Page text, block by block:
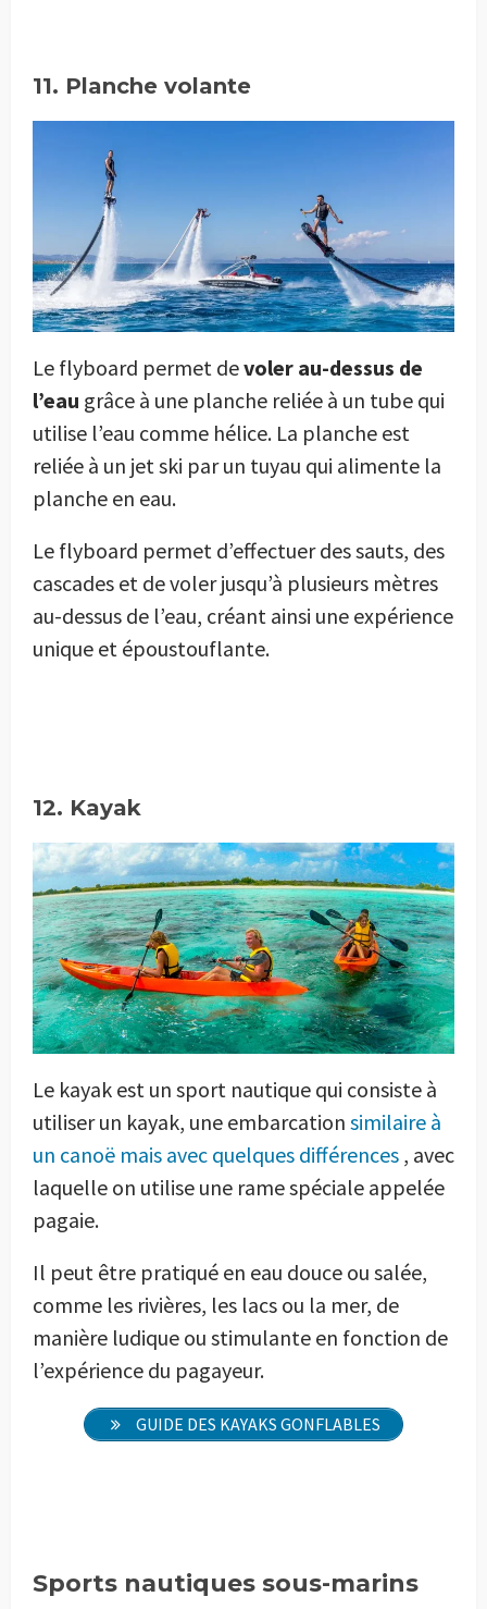
11. Planche volante
Le flyboard permet devoler au-dessus de
l’eau grâce à une planche reliée à un tube qui
utilise l’eau comme hélice. La planche est
reliée à un jet ski par un tuyau qui alimente la
planche en eau.
Le flyboard permet d’effectuer des sauts, des
cascades et de voler jusqu’à plusieurs mètres
au-dessus de l’eau, créant ainsi une expérience
unique et époustouflante.
12. Kayak
Le kayak est un sport nautique qui consiste à
utiliser un kayak, une embarcation similaire à
un canoë mais avec quelques différences , avec
laquelle on utilise une rame spéciale appelée
pagaie.
Il peut être pratiqué en eau douce ou salée,
comme les rivières, les lacs ou la mer, de
manière ludique ou stimulante en fonction de
l’expérience du pagayeur.
GUIDE DES KAYAKS GONFLABLES
Sports nautiques sous-marins